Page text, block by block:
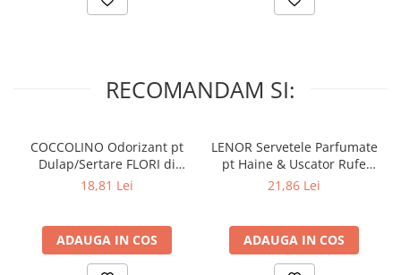
RECOMANDAM SI:
COCCOLINO Odorizant pt
Dulap/Sertare FLORI di
PRIMAVERA 3 buc
18,81 Lei
ADAUGA IN COS
LENOR Servetele Parfumate
pt Haine & Uscator Rufe
SPRING AWAKENING 34 buc
21,86 Lei
ADAUGA IN COS